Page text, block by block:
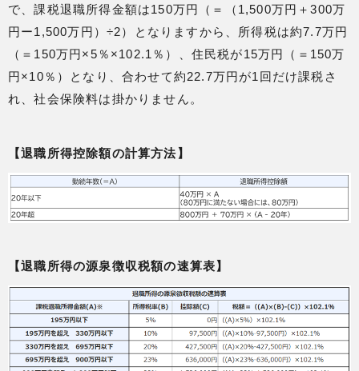
で、課税退職所得金額は150万円（＝（1,500万円＋300万
円ー1,500万円）÷2）となりますから、所得税は約7.7万円
（＝150万円×5％×102.1％）、住民税が15万円（＝150万
円×10％）となり、合わせて約22.7万円が1回だけ課税さ
れ、社会保険料は掛かりません。
【退職所得控除額の計算方法】
【退職所得の源泉徴収税額の速算表】